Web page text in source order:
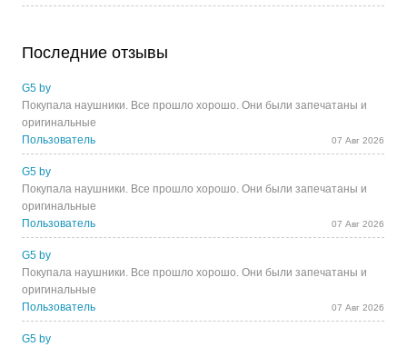
Последние отзывы
G5 by
Покупала наушники. Все прошло хорошо. Они были запечатаны и
оригинальные
Пользователь
07 Авг 2026
G5 by
Покупала наушники. Все прошло хорошо. Они были запечатаны и
оригинальные
Пользователь
07 Авг 2026
G5 by
Покупала наушники. Все прошло хорошо. Они были запечатаны и
оригинальные
Пользователь
07 Авг 2026
G5 by